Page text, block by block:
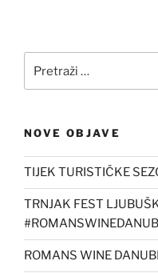
NOVE OBJAVE
TIJEK TURISTIČKE
TRNJAK FEST
ROMANS WINE